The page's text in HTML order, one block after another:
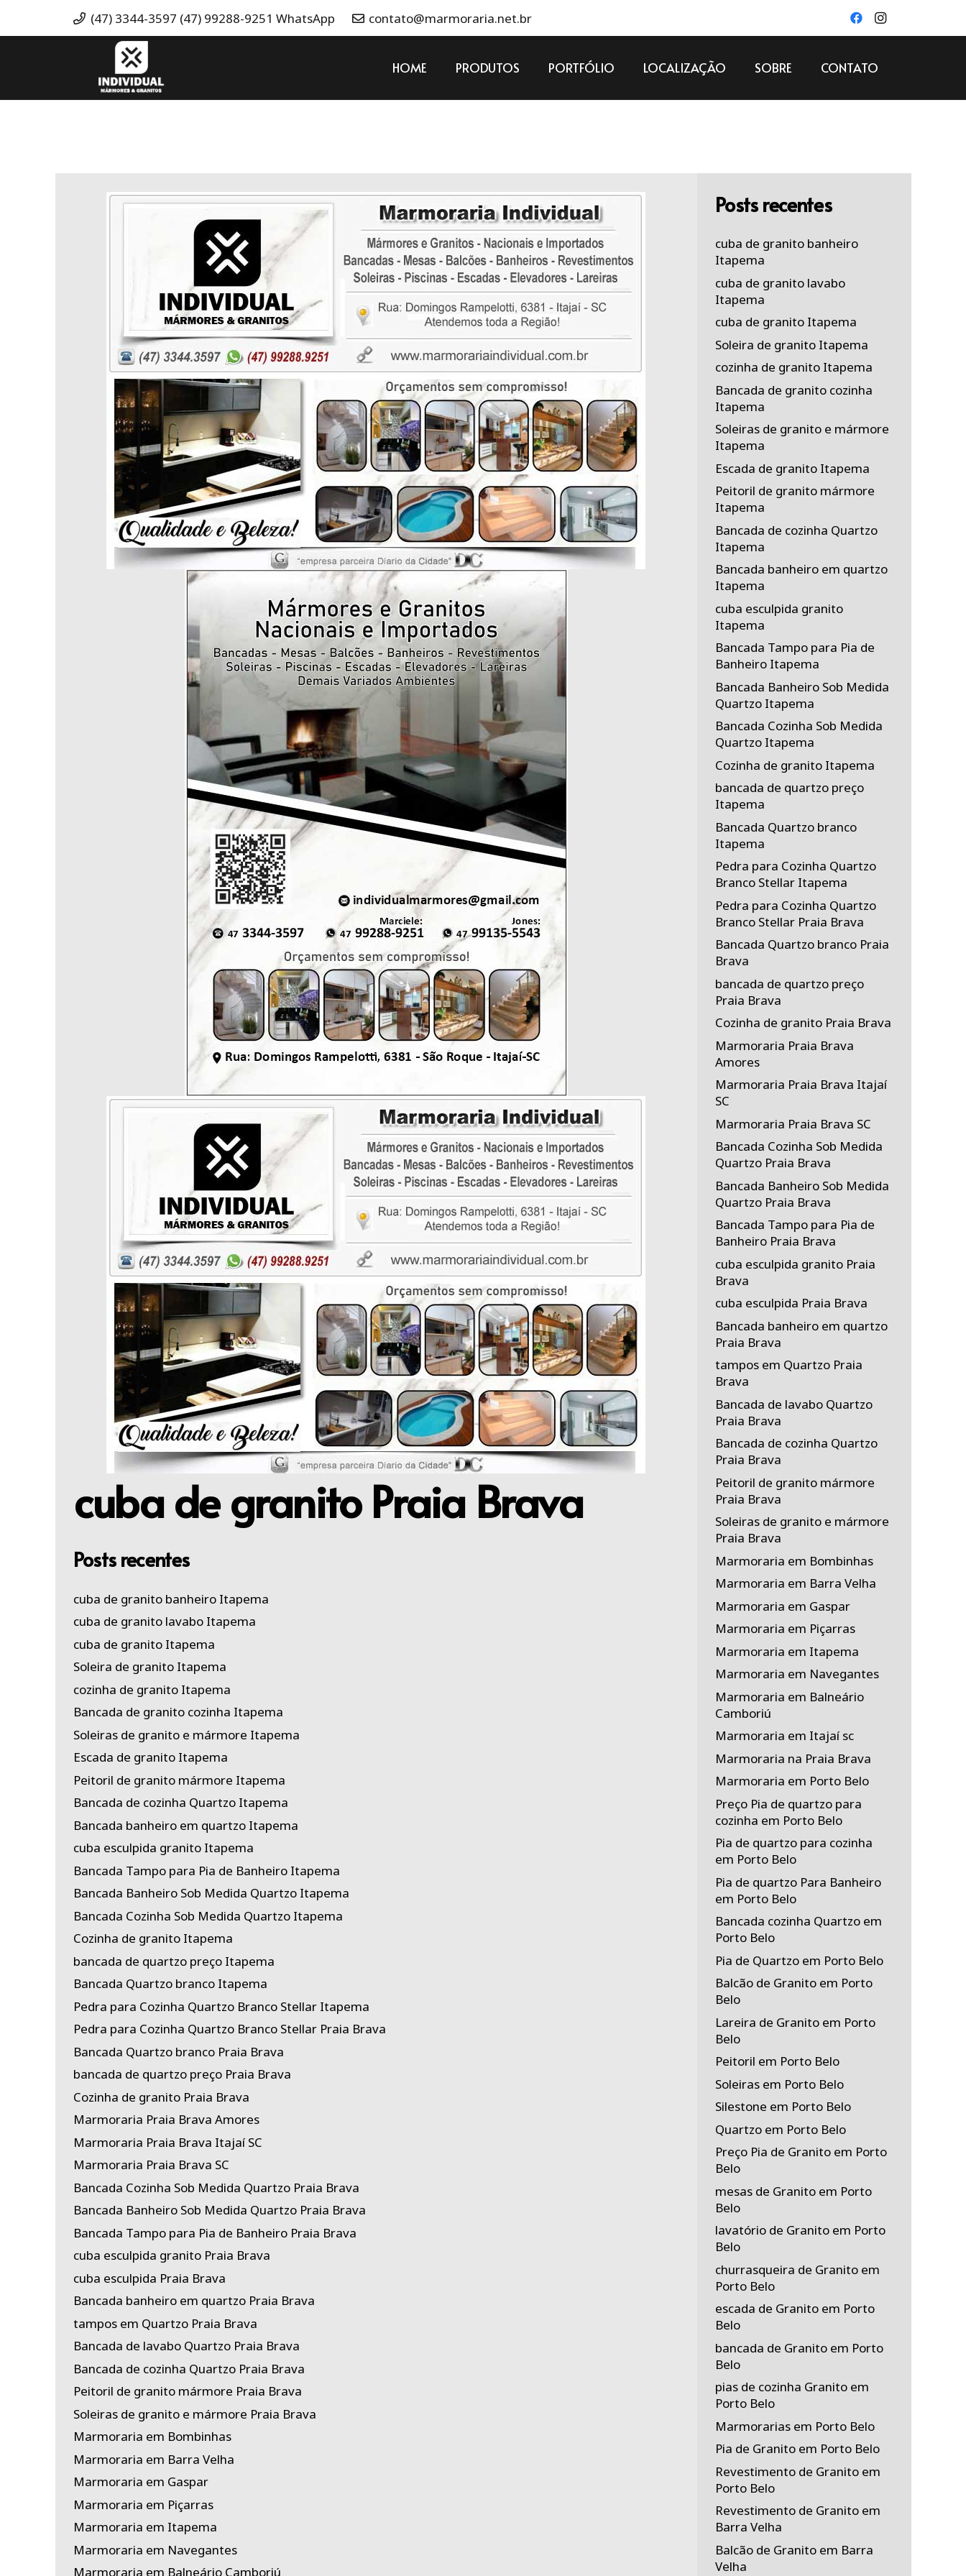
(47) 3344-3597 (47) 99288-9251 WhatsApp contato@marmoraria.net.br
HOME PRODUTOS PORTFÓLIO LOCALIZAÇÃO SOBRE CONTATO
cuba de granito Praia Brava
Posts recentes
cuba de granito banheiro Itapema
cuba de granito lavabo Itapema
cuba de granito Itapema
Soleira de granito Itapema
cozinha de granito Itapema
Bancada de granito cozinha Itapema
Soleiras de granito e mármore Itapema
Escada de granito Itapema
Peitoril de granito mármore Itapema
Bancada de cozinha Quartzo Itapema
Bancada banheiro em quartzo Itapema
cuba esculpida granito Itapema
Bancada Tampo para Pia de Banheiro Itapema
Bancada Banheiro Sob Medida Quartzo Itapema
Bancada Cozinha Sob Medida Quartzo Itapema
Cozinha de granito Itapema
bancada de quartzo preço Itapema
Bancada Quartzo branco Itapema
Pedra para Cozinha Quartzo Branco Stellar Itapema
Pedra para Cozinha Quartzo Branco Stellar Praia Brava
Bancada Quartzo branco Praia Brava
bancada de quartzo preço Praia Brava
Cozinha de granito Praia Brava
Marmoraria Praia Brava Amores
Marmoraria Praia Brava Itajaí SC
Marmoraria Praia Brava SC
Bancada Cozinha Sob Medida Quartzo Praia Brava
Bancada Banheiro Sob Medida Quartzo Praia Brava
Bancada Tampo para Pia de Banheiro Praia Brava
cuba esculpida granito Praia Brava
cuba esculpida Praia Brava
Bancada banheiro em quartzo Praia Brava
tampos em Quartzo Praia Brava
Bancada de lavabo Quartzo Praia Brava
Bancada de cozinha Quartzo Praia Brava
Peitoril de granito mármore Praia Brava
Soleiras de granito e mármore Praia Brava
Marmoraria em Bombinhas
Marmoraria em Barra Velha
Marmoraria em Gaspar
Marmoraria em Piçarras
Marmoraria em Itapema
Marmoraria em Navegantes
Marmoraria em Balneário Camboriú
Posts recentes
cuba de granito banheiro
Itapema
cuba de granito lavabo
Itapema
cuba de granito Itapema
Soleira de granito Itapema
cozinha de granito Itapema
Bancada de granito cozinha
Itapema
Soleiras de granito e mármore
Itapema
Escada de granito Itapema
Peitoril de granito mármore
Itapema
Bancada de cozinha Quartzo
Itapema
Bancada banheiro em quartzo
Itapema
cuba esculpida granito
Itapema
Bancada Tampo para Pia de
Banheiro Itapema
Bancada Banheiro Sob Medida
Quartzo Itapema
Bancada Cozinha Sob Medida
Quartzo Itapema
Cozinha de granito Itapema
bancada de quartzo preço
Itapema
Bancada Quartzo branco
Itapema
Pedra para Cozinha Quartzo
Branco Stellar Itapema
Pedra para Cozinha Quartzo
Branco Stellar Praia Brava
Bancada Quartzo branco Praia
Brava
bancada de quartzo preço
Praia Brava
Cozinha de granito Praia Brava
Marmoraria Praia Brava
Amores
Marmoraria Praia Brava Itajaí
SC
Marmoraria Praia Brava SC
Bancada Cozinha Sob Medida
Quartzo Praia Brava
Bancada Banheiro Sob Medida
Quartzo Praia Brava
Bancada Tampo para Pia de
Banheiro Praia Brava
cuba esculpida granito Praia
Brava
cuba esculpida Praia Brava
Bancada banheiro em quartzo
Praia Brava
tampos em Quartzo Praia
Brava
Bancada de lavabo Quartzo
Praia Brava
Bancada de cozinha Quartzo
Praia Brava
Peitoril de granito mármore
Praia Brava
Soleiras de granito e mármore
Praia Brava
Marmoraria em Bombinhas
Marmoraria em Barra Velha
Marmoraria em Gaspar
Marmoraria em Piçarras
Marmoraria em Itapema
Marmoraria em Navegantes
Marmoraria em Balneário
Camboriú
Marmoraria em Itajaí sc
Marmoraria na Praia Brava
Marmoraria em Porto Belo
Preço Pia de quartzo para
cozinha em Porto Belo
Pia de quartzo para cozinha
em Porto Belo
Pia de quartzo Para Banheiro
em Porto Belo
Bancada cozinha Quartzo em
Porto Belo
Pia de Quartzo em Porto Belo
Balcão de Granito em Porto
Belo
Lareira de Granito em Porto
Belo
Peitoril em Porto Belo
Soleiras em Porto Belo
Silestone em Porto Belo
Quartzo em Porto Belo
Preço Pia de Granito em Porto
Belo
mesas de Granito em Porto
Belo
lavatório de Granito em Porto
Belo
churrasqueira de Granito em
Porto Belo
escada de Granito em Porto
Belo
bancada de Granito em Porto
Belo
pias de cozinha Granito em
Porto Belo
Marmorarias em Porto Belo
Pia de Granito em Porto Belo
Revestimento de Granito em
Porto Belo
Revestimento de Granito em
Barra Velha
Balcão de Granito em Barra
Velha